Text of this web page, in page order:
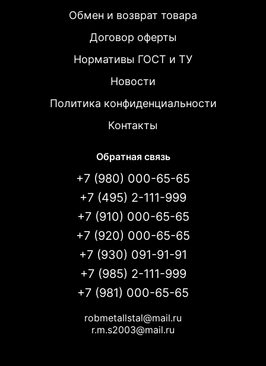
Обмен и возврат товара
Договор оферты
Нормативы ГОСТ и ТУ
Новости
Политика конфиденциальности
Контакты
Обратная связь
+7 (980) 000-65-65
+7 (495) 2-111-999
+7 (910) 000-65-65
+7 (920) 000-65-65
+7 (930) 091-91-91
+7 (985) 2-111-999
+7 (981) 000-65-65
robmetallstal@mail.ru
r.m.s2003@mail.ru